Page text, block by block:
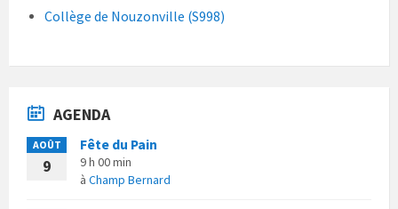
Collège de Nouzonville (S998)
AGENDA
AOÛT
9
Fête du Pain
9 h 00 min
à Champ Bernard